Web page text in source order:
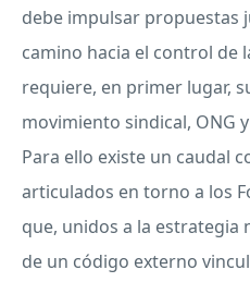
debe impulsar propuestas
camino hacia el control de
requiere, en primer lugar,
movimiento sindical, ONG
Para ello existe un caudal
articulados en torno a los
que, unidos a la
de un código externo